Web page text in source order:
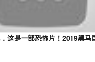
这是一部恐怖片！2019黑马